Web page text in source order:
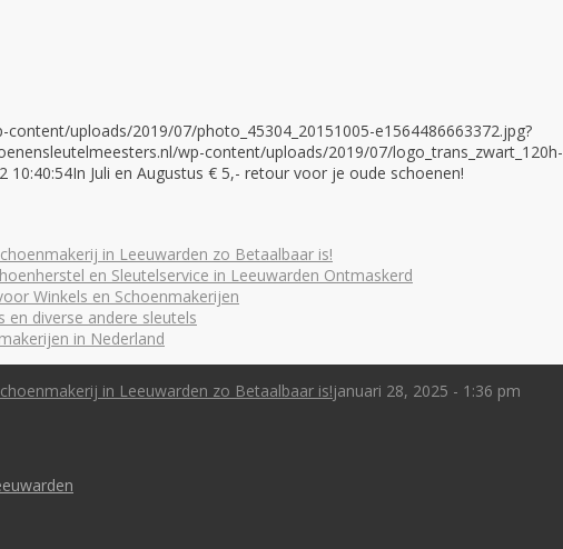
uploads/2019/07/photo_45304_20151005-e1564486663372.jpg?
wp-content/uploads/2019/07/logo_trans_zwart_120h-
10:40:54In Juli en Augustus € 5,- retour voor je oude schoenen!
in Leeuwarden zo Betaalbaar is!
en Sleutelservice in Leeuwarden Ontmaskerd
Winkels en Schoenmakerijen
en diverse andere sleutels
in Nederland
in Leeuwarden zo Betaalbaar is!januari 28, 2025 - 1:36 pm